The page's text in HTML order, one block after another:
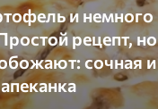
и немного
рецепт, но
сочная и